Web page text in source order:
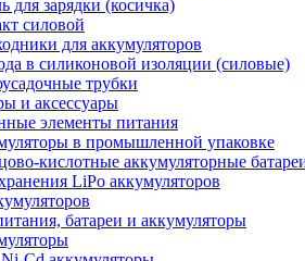
для зарядки (косичка)
силовой
для аккумуляторов
в силиконовой изоляции (силовые)
трубки
и аксессуары
элементы питания
в промышленной упаковке
кислотные аккумуляторные
LiPo аккумуляторов
батареи и аккумуляторы